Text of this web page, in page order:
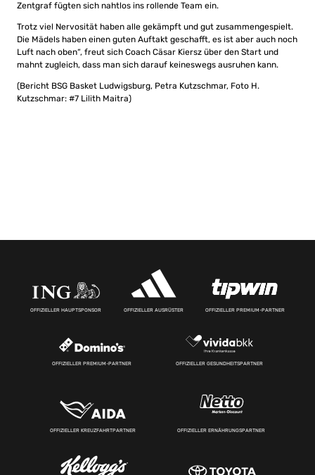
Zentgraf fügten sich nahtlos ins rollende Team ein.
Trotz viel Nervosität haben alle gekämpft und gut zusammengespielt.
Die Mädels haben einen guten Auftakt geschafft, es ist aber auch noch
Luft nach oben“, freut sich Coach Cäsar Kiersz über den Start und
mahnt zugleich, dass man sich darauf keineswegs ausruhen kann.
(Bericht BSG Basket Ludwigsburg, Petra Kutzschmar, Foto H.
Kutzschmar: #7 Lilith Maitra)
OFFIZIELLER HAUPTSPONSOR OFFIZIELLER AUSRÜSTER OFFIZIELLER PREMIUM-PARTNER
OFFIZIELLER PREMIUM-PARTNER OFFIZIELLER GESUNDHEITSPARTNER
OFFIZIELLER KREUZFAHRTPARTNER OFFIZIELLER ERNÄHRUNGSPARTNER